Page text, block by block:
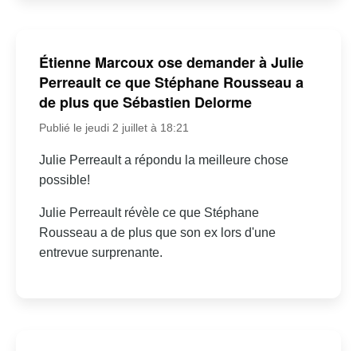
Étienne Marcoux ose demander à Julie
Perreault ce que Stéphane Rousseau a
de plus que Sébastien Delorme
Publié le jeudi 2 juillet à 18:21
Julie Perreault a répondu la meilleure chose
possible!
Julie Perreault révèle ce que Stéphane
Rousseau a de plus que son ex lors d'une
entrevue surprenante.